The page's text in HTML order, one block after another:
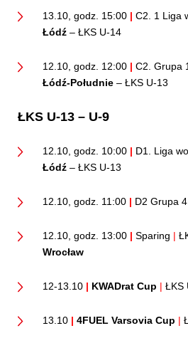
13.10, godz. 15:00 | C2. 1 Liga
Łódź – ŁKS U-14
12.10, godz. 12:00 | C2. Grupa 1
Łódź-Południe – ŁKS U-13
ŁKS U-13 – U-9
12.10, godz. 10:00 | D1. Liga
Łódź – ŁKS U-13
12.10, godz. 11:00 | D2 Grupa 4
12.10, godz. 13:00 | Sparing |
Wrocław
12-13.10 | KWADrat Cup | ŁKS
13.10 | 4FUEL Varsovia Cup |